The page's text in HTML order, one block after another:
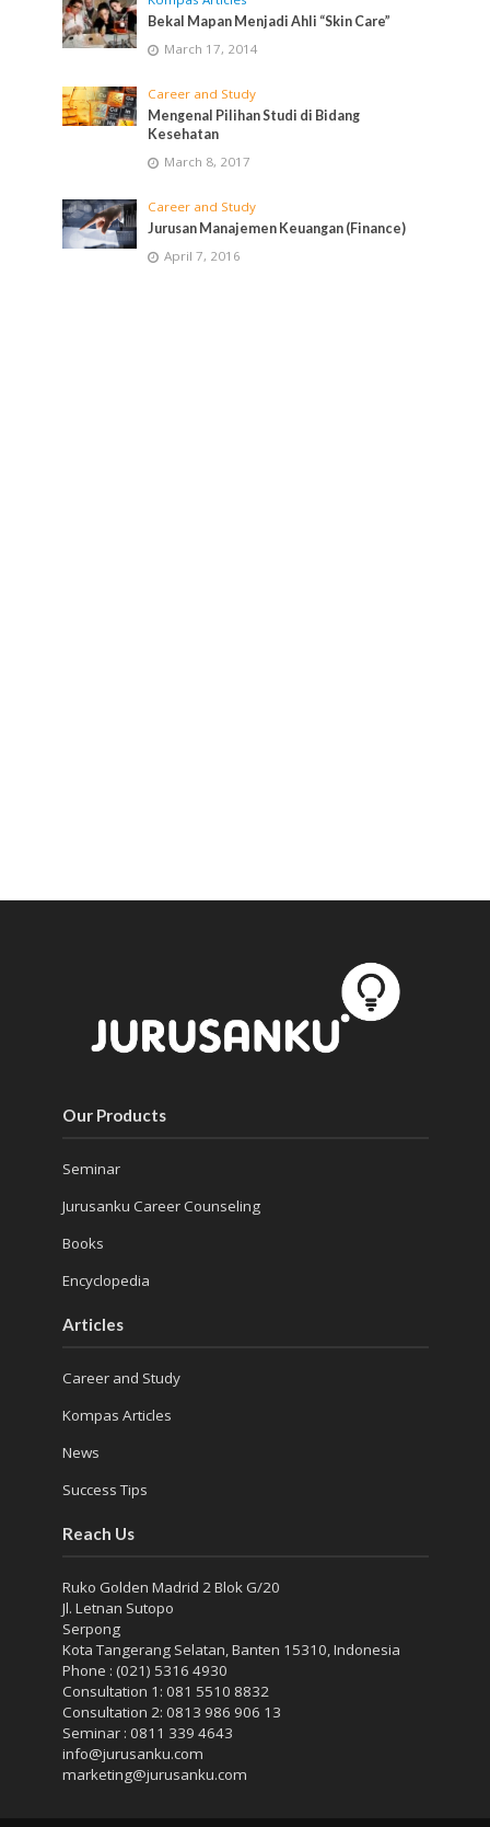
Bekal Mapan Menjadi Ahli “Skin Care”
March 17, 2014
Career and Study
Mengenal Pilihan Studi di Bidang
Kesehatan
March 8, 2017
Career and Study
Jurusan Manajemen Keuangan (Finance)
April 7, 2016
Our Products
Seminar
Jurusanku Career Counseling
Books
Encyclopedia
Articles
Career and Study
Kompas Articles
News
Success Tips
Reach Us
Ruko Golden Madrid 2 Blok G/20
Jl. Letnan Sutopo
Serpong
Kota Tangerang Selatan, Banten 15310, Indonesia
Phone : (021) 5316 4930
Consultation 1: 081 5510 8832
Consultation 2: 0813 986 906 13
Seminar : 0811 339 4643
info@jurusanku.com
marketing@jurusanku.com